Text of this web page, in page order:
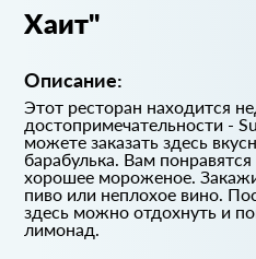
Хаит"
Описание:
Этот ресторан находится
достопримечательности -
можете заказать здесь
барабулька. Вам
хорошее мороженое.
пиво или неплохое вино.
здесь можно отдохнуть и
лимонад.